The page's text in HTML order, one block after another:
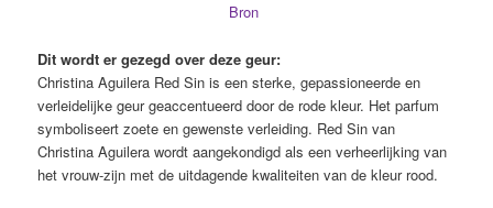
Bron
Dit wordt er gezegd over deze geur:
Christina Aguilera Red Sin is een sterke, gepassioneerde en
verleidelijke geur geaccentueerd door de rode kleur. Het parfum
symboliseert zoete en gewenste verleiding. Red Sin van
Christina Aguilera wordt aangekondigd als een verheerlijking van
het vrouw-zijn met de uitdagende kwaliteiten van de kleur rood.